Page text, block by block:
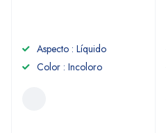
Aspecto : Líquido
Color : Incoloro